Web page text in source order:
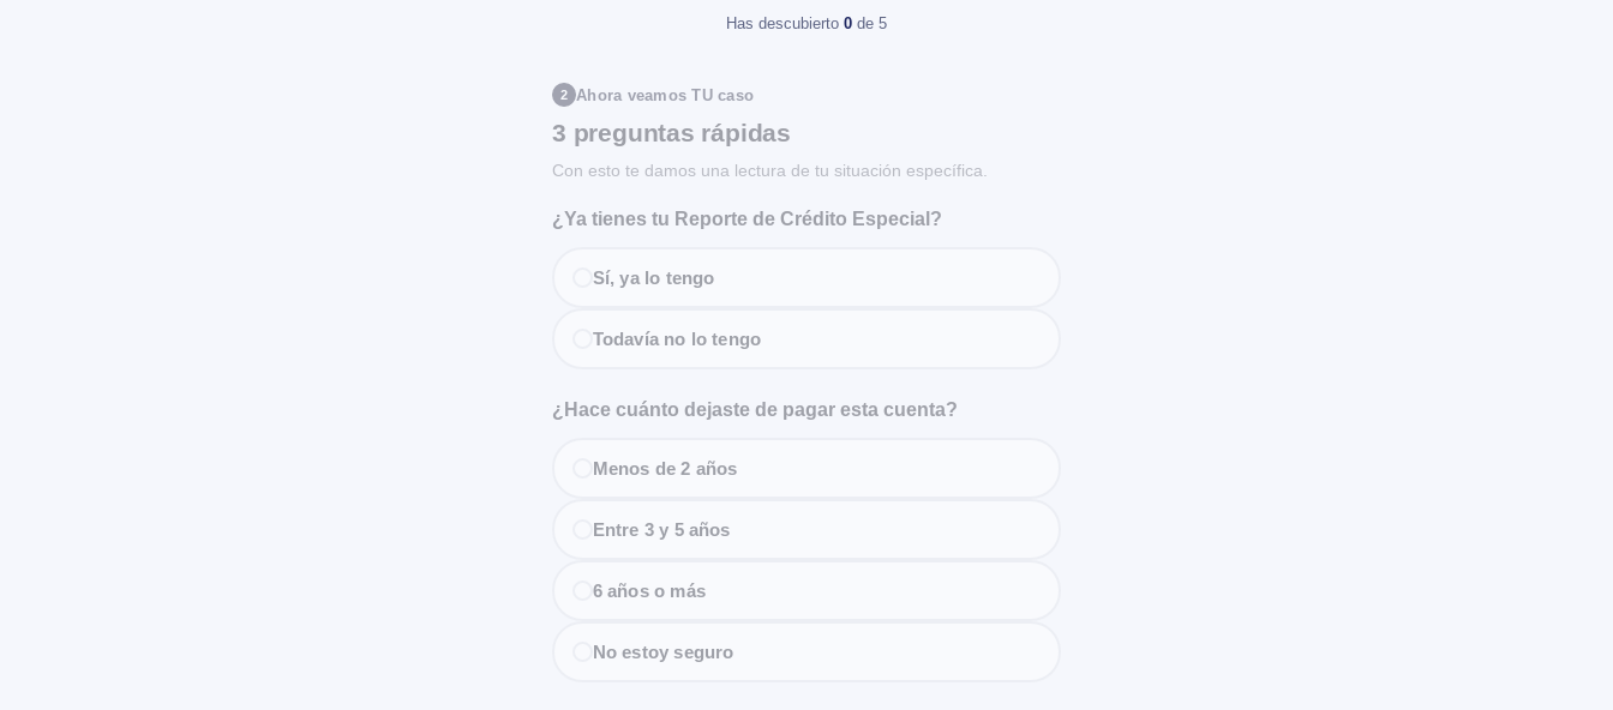
Has descubierto 0 de 5
2 Ahora veamos TU caso
3 preguntas rápidas
Con esto te damos una lectura de tu situación específica.
¿Ya tienes tu Reporte de Crédito Especial?
Sí, ya lo tengo
Todavía no lo tengo
¿Hace cuánto dejaste de pagar esta cuenta?
Menos de 2 años
Entre 3 y 5 años
6 años o más
No estoy seguro